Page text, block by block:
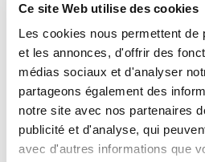
Ce site Web utilise des cookies
Les cookies nous permettent de
et les annonces, d'offrir des
médias sociaux et d'analyser
partageons également des
notre site avec nos partenaires
publicité et d'analyse, qui
avec d'autres informations que
remis par le vendeur pour
nouvelle immatriculation.
À savoir
pour un véhicule de
durée du CPI est portée à
immatriculation